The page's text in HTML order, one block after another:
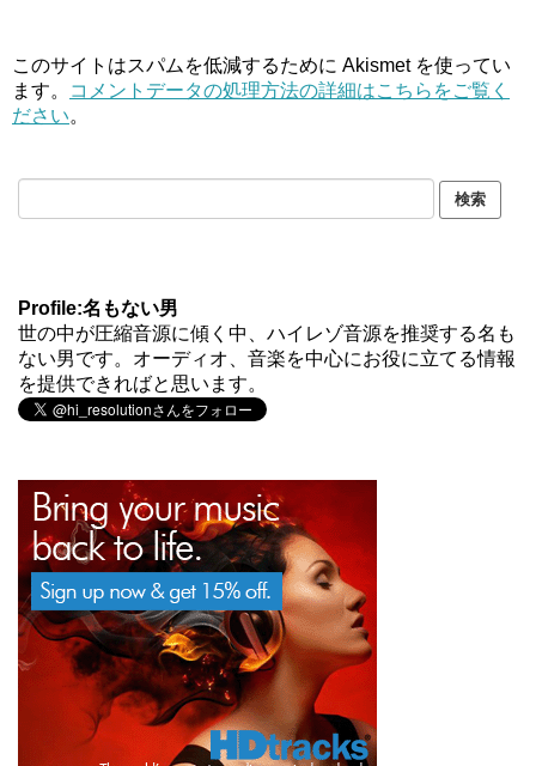
このサイトはスパムを低減するために Akismet を使ってい
ます。
コメントデータの処理方法の詳細はこちらをご覧く
ださい。
Profile:名もない男
世の中が圧縮音源に傾く中、ハイレゾ音源を推奨する名も
ない男です。オーディオ、音楽を中心にお役に立てる情報
を提供できればと思います。